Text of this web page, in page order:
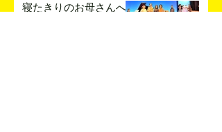
寝たきりのお母さんへ